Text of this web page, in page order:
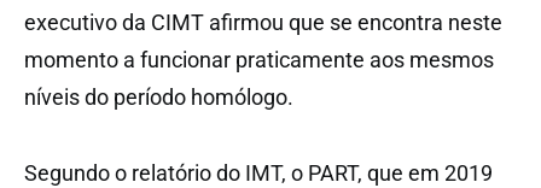
executivo da CIMT afirmou que se encontra neste
momento a funcionar praticamente aos mesmos
níveis do período homólogo.
Segundo o relatório do IMT, o PART, que em 2019